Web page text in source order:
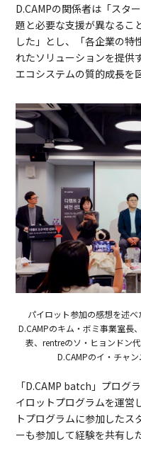
D.CAMPの関係者は「スタ
題と必要な支援が異なるこ
した」とし、「各企業の特
れたソリューションを提供
エコシステムの質的成長を
パイロット参加の感想を述べ
D.CAMPのキム・ボミ事業室長
表、rentreのソ・ヒョンドン
D.CAMPのイ・チャ
「D.CAMP batch」プログ
イロットプログラムを運営
トプログラムに参加したス
ーも参加して経験を共有し